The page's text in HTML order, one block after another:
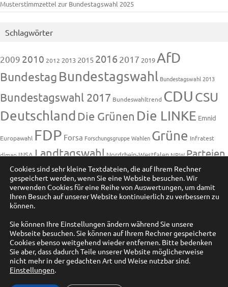
Musterstimmzettel zur Bundestagswahl 2025
Schlagwörter
2009 2010 2012 2013 2015 20162017 2019AfD
Bundestag Bundestagswahl Bundestagswahl 2013
Bundestagswahl 2017 Bundeswahltrend CDUCSU
Deutschland Die Grünen Die LINKE Emnid
Europawahl FDP Forsa Forschungsgruppe Wahlen Grüne Infratest
dimapINSA Landtagswahl Nordrhein-WestfalenNRW Parteien
PiratenPiratenpartei RegierungSonntagsfrage
SonntagsfragenSPDUmfrageUmfragenWahlen
Wahlprognose
WahlumfrageWahlumfragenWahlumfragen
Bundestagswahl
Kategorien
Cookies sind sehr kleine Textdateien, die auf Ihrem Rechner
gespeichert werden, wenn Sie eine Website besuchen. Wir
verwenden Cookies für eine Reihe von Auswertungen, um damit
Ihren Besuch auf unserer Website kontinuierlich zu verbessern zu
können.
Sie können Ihre Einstellungen ändern während Sie unsere
Webseite besuchen. Sie können auf Ihrem Rechner gespeicherte
Cookies ebenso weitgehend wieder entfernen. Bitte bedenken
Sie aber, dass dadurch Teile unserer Website möglicherweise
nicht mehr in der gedachten Art und Weise nutzbar sind.
Einstellungen.